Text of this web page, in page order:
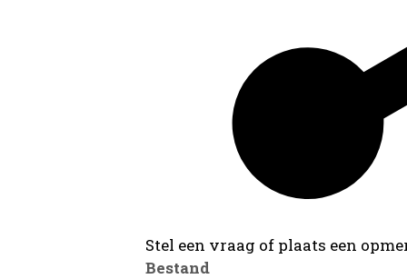
Stel een vraag of plaats een
Bestand